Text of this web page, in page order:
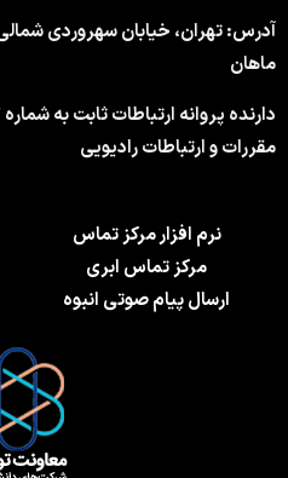
ماهان
مقررات و ارتباطات رادیویی
نرم افزار مرکز تماس
مرکز تماس ابری
ارسال پیام صوتی انبوه